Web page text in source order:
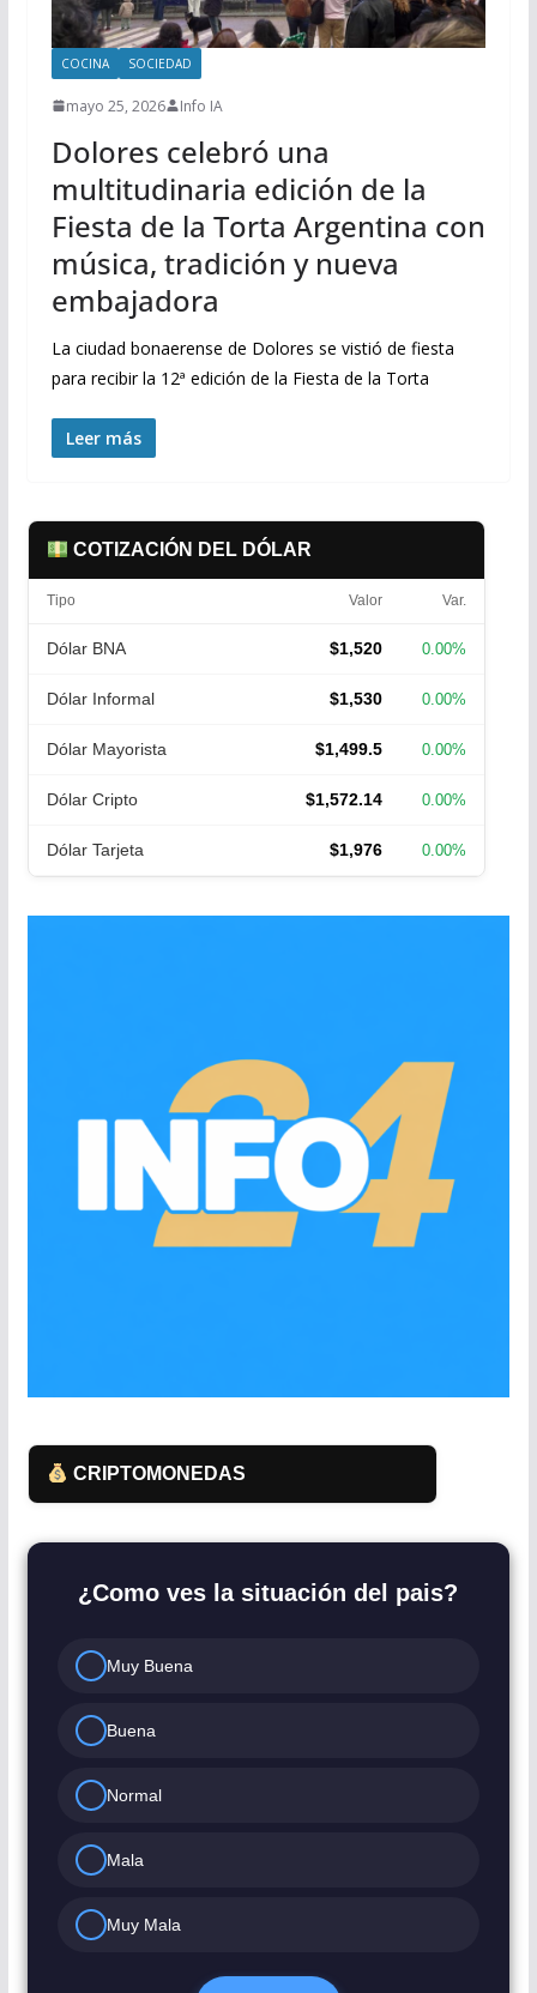
COCINA SOCIEDAD
mayo 25, 2026 Info IA
Dolores celebró una
multitudinaria edición de la
Fiesta de la Torta Argentina con
música, tradición y nueva
embajadora
La ciudad bonaerense de Dolores se vistió de fiesta
para recibir la 12ª edición de la Fiesta de la Torta
Leer más
COTIZACIÓN DEL DÓLAR
Tipo Valor Var.
Dólar BNA $1,520 0.00%
Dólar Informal $1,530 0.00%
Dólar Mayorista $1,499.5 0.00%
Dólar Cripto $1,572.14 0.00%
Dólar Tarjeta $1,976 0.00%
CRIPTOMONEDAS
¿Como ves la situación del pais?
Muy Buena
Buena
Normal
Mala
Muy Mala